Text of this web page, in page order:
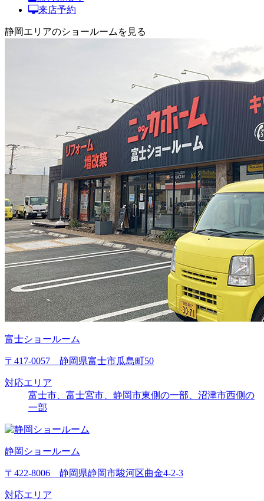
来店予約
静岡エリアのショールームを見る
富士ショールーム
〒417-0057 静岡県富士市瓜島町50
対応エリア
富士市、富士宮市、静岡市東側の一部、沼津市西側の
一部
静岡ショールーム
〒422-8006 静岡県静岡市駿河区曲金4-2-3
対応エリア